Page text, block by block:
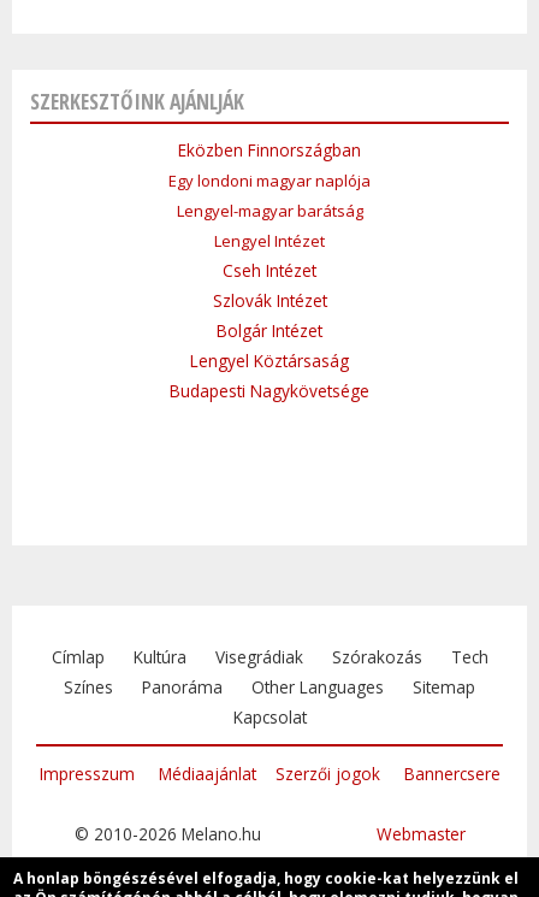
SZERKESZTŐINK AJÁNLJÁK
Eközben Finnországban
Egy londoni magyar naplója
Lengyel-magyar barátság
Lengyel Intézet
Cseh Intézet
Szlovák Intézet
Bolgár Intézet
Lengyel Köztársaság
Budapesti Nagykövetsége
Címlap Kultúra Visegrádiak Szórakozás
Tech
Színes
Panoráma Other Languages
Sitemap
Kapcsolat
Impresszum Médiaajánlat Szerzői jogok Bannercsere
© 2010-2026 Melano.hu Webmaster
A honlap böngészésével elfogadja, hogy cookie-kat helyezzünk el